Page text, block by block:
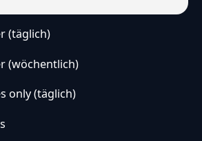
(täglich)
(wöchentlich)
only (täglich)